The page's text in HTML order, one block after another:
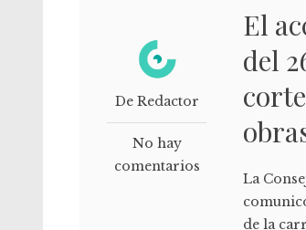
De Redactor
No hay
comentarios
El
del
La
de la